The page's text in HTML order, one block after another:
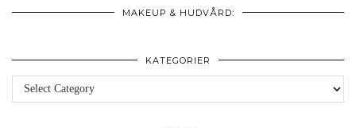
MAKEUP & HUDVÅRD:
KATEGORIER
Kategorier